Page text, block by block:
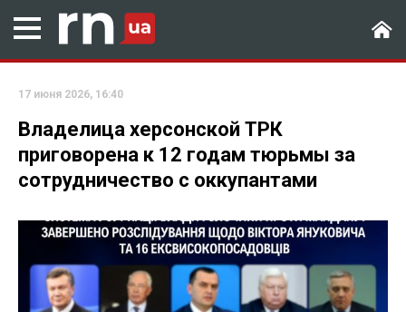
17 июня 2026, 16:40
Владелица херсонской ТРК
приговорена к 12 годам тюрьмы за
сотрудничество с оккупантами